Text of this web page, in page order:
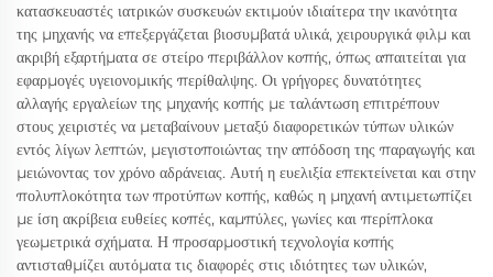
κατασκευαστές ιατρικών συσκευών εκτιμούν ιδιαίτερα την ικανότητα
της μηχανής να επεξεργάζεται βιοσυμβατά υλικά, χειρουργικά φιλμ και
ακριβή εξαρτήματα σε στείρο περιβάλλον κοπής, όπως απαιτείται για
εφαρμογές υγειονομικής περίθαλψης. Οι γρήγορες δυνατότητες
αλλαγής εργαλείων της μηχανής κοπής με ταλάντωση επιτρέπουν
στους χειριστές να μεταβαίνουν μεταξύ διαφορετικών τύπων υλικών
εντός λίγων λεπτών, μεγιστοποιώντας την απόδοση της παραγωγής και
μειώνοντας τον χρόνο αδράνειας. Αυτή η ευελιξία επεκτείνεται και στην
πολυπλοκότητα των προτύπων κοπής, καθώς η μηχανή αντιμετωπίζει
με ίση ακρίβεια ευθείες κοπές, καμπύλες, γωνίες και περίπλοκα
γεωμετρικά σχήματα. Η προσαρμοστική τεχνολογία κοπής
αντισταθμίζει αυτόματα τις διαφορές στις ιδιότητες των υλικών,